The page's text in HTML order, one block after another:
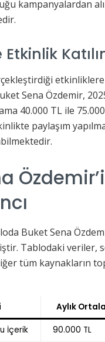
kampanyalardan
etkinliklere
Sena Özdemir,
40.000 TL ile
paylaşım
Buket Sena
Tablodaki veriler,
tüm kaynakların
Aylık
İçerik 90.000 TL